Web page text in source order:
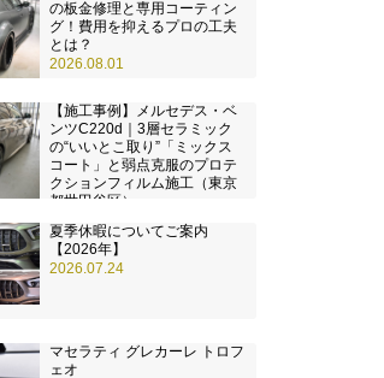
の板金修理と専用コーティン
グ！費用を抑えるプロの工夫
とは？
2026.08.01
【施工事例】メルセデス・ベ
ンツC220d｜3層セラミック
の“いいとこ取り”「ミックス
コート」と弱点克服のプロテ
クションフィルム施工（東京
都世田谷区）
夏季休暇についてご案内
【2026年】
2026.07.24
マセラティ グレカーレ トロフ
ェオ